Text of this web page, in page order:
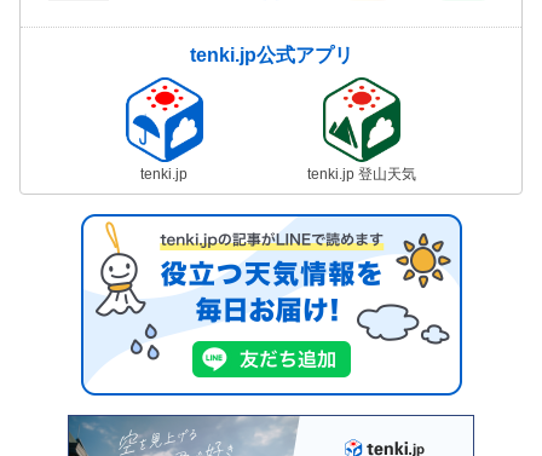
tenki.jp公式アプリ
tenki.jp tenki.jp 登山天気